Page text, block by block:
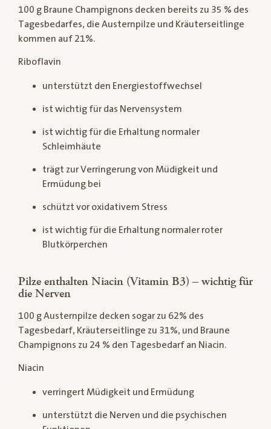
100 g Braune Champignons decken bereits zu 35 % des
Tagesbedarfes, die Austernpilze und Kräuterseitlinge
kommen auf 21%.
Riboflavin
unterstützt den Energiestoffwechsel
ist wichtig für das Nervensystem
ist wichtig für die Erhaltung normaler
Schleimhäute
trägt zur Verringerung von Müdigkeit und
Ermüdung bei
schützt vor oxidativem Stress
ist wichtig für die Erhaltung normaler roter
Blutkörperchen
Pilze enthalten Niacin (Vitamin B3) – wichtig für
die Nerven
100 g Austernpilze decken sogar zu 62% des
Tagesbedarf, Kräuterseitlinge zu 31%, und Braune
Champignons zu 24 % den Tagesbedarf an Niacin.
Niacin
verringert Müdigkeit und Ermüdung
unterstützt die Nerven und die psychischen